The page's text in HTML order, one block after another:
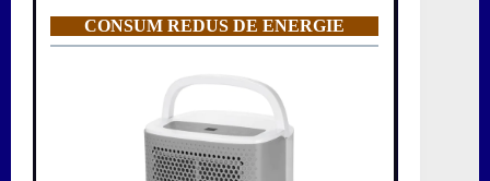
CONSUM REDUS DE ENERGIE